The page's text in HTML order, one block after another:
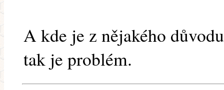
A kde je z nějakého
tak je problém.